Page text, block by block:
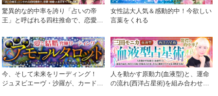
驚異的な的中率を誇り「占いの帝
王」と呼ばれる四柱推命で、恋愛・
女性誌大人気＆感動的中！今欲しい
言葉をくれる
今、そして未来をリーディング！
ジュヌビエーヴ・沙羅が、カードが
人を動かす原動力(血液型)と、運命
の流れ(西洋占星術)を組み合わせ、